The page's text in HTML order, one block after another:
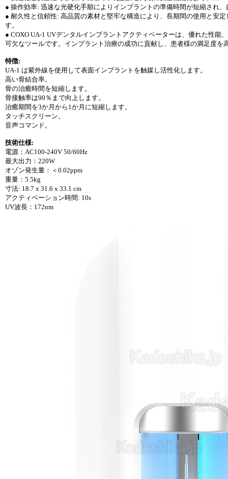
● 操作効率: 迅速な光硬化手順によりインプラントの準備時間が短縮され
● 耐久性と信頼性: 高品質の素材と堅牢な構造により、長期間の使用と安
す。
● COXO UA-1 UVデンタルインプラントアクティベーターは、優れた性
可欠なツールです。インプラント治療の成功に貢献し、患者様の満足度を
特徴:
UA-1 は紫外線を使用して表面インプラントを触媒し活性化します。
高い骨結合率。
骨の治癒時間を短縮します。
骨接触率は90％まで向上します。
治癒期間を3か月から1か月に短縮します。
タッチスクリーン。
音声コマンド。
技術仕様:
電源：AC100-240V 50/60Hz
最大出力：220W
オゾン発生量：＜0.02ppm
重量：5.5kg
寸法: 18.7 x 31.6 x 33.1 cm
アクティベーション時間: 10s
UV波長：172nm